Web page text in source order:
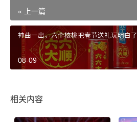
« 上一篇
神曲一出，六个核桃把春节送礼玩明白了
08-09
相关内容